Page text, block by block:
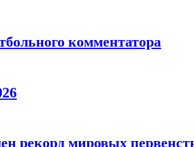
комментатора
мировых